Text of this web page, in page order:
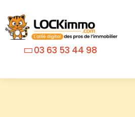
03 63 53 44 98